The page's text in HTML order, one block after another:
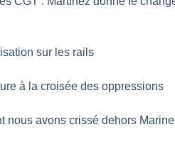
sur les rails
à la croisée des oppressions
nous avons crissé dehors Marine